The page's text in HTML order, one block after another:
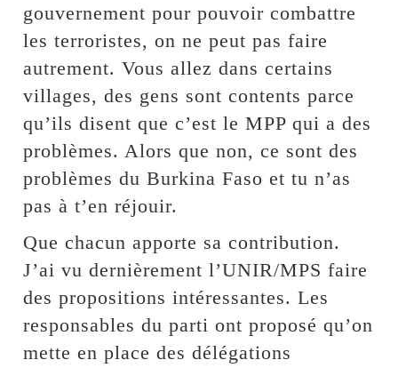
gouvernement pour pouvoir combattre
les terroristes, on ne peut pas faire
autrement. Vous allez dans certains
villages, des gens sont contents parce
qu’ils disent que c’est le MPP qui a des
problèmes. Alors que non, ce sont des
problèmes du Burkina Faso et tu n’as
pas à t’en réjouir.
Que chacun apporte sa contribution.
J’ai vu dernièrement l’UNIR/MPS faire
des propositions intéressantes. Les
responsables du parti ont proposé qu’on
mette en place des délégations